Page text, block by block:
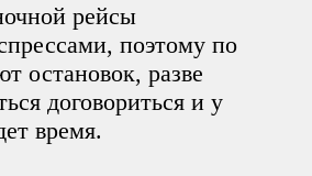
рейсы
поэтому по
остановок, разве
договориться и у
время.